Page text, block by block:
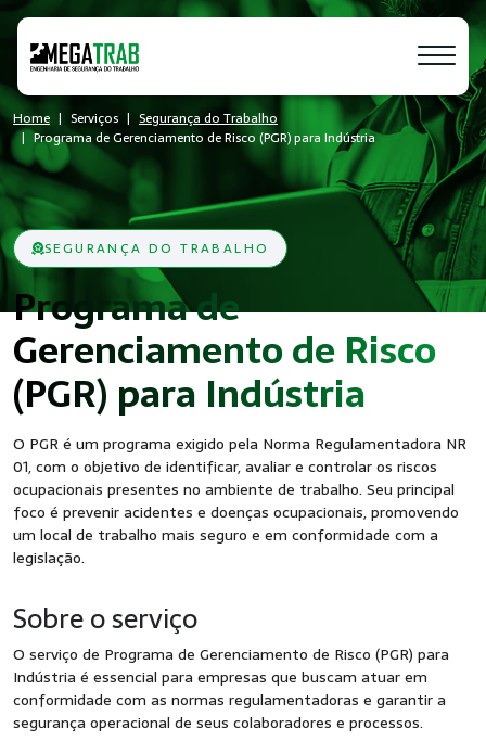
Home Serviços
Segurança do Trabalho
Programa de Gerenciamento de Risco (PGR) para Indústria
SEGURANÇA DO TRABALHO
Programa de
Gerenciamento de Risco
(PGR) para Indústria
O PGR é um programa exigido pela Norma Regulamentadora NR
01, com o objetivo de identificar, avaliar e controlar os riscos
ocupacionais presentes no ambiente de trabalho. Seu principal
foco é prevenir acidentes e doenças ocupacionais, promovendo
um local de trabalho mais seguro e em conformidade com a
legislação.
Sobre o serviço
O serviço de Programa de Gerenciamento de Risco (PGR) para
Indústria é essencial para empresas que buscam atuar em
conformidade com as normas regulamentadoras e garantir a
segurança operacional de seus colaboradores e processos.